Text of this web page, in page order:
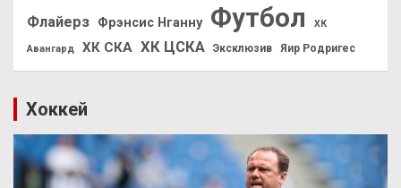
Флайерз Фрэнсис Нганну Футбол ХК
Авангард ХК СКА ХК ЦСКА Эксклюзив Яир Родригес
Хоккей